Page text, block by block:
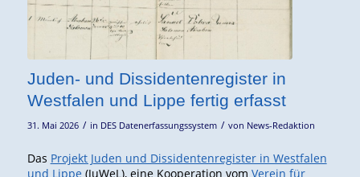
Juden- und Dissidentenregister in
Westfalen und Lippe fertig erfasst
31. Mai 2026 / in DES Datenerfassungssystem / von News-Redaktion
Das Projekt Juden und Dissidentenregister in Westfalen
und Lippe (JuWeL), eine Kooperation vom Verein für